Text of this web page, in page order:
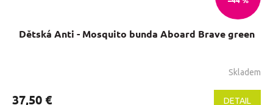
Dětská Anti - Mosquito bunda Aboard Brave green
produktu
Skladem
37,50 € DETAIL